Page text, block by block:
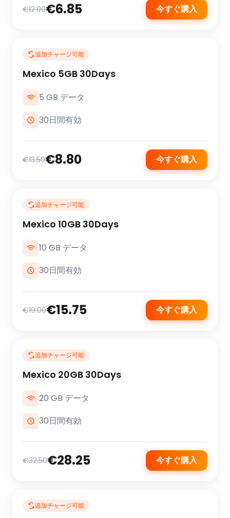
€12.00€6.85 今すぐ購入
追加チャージ可能
Mexico 5GB 30Days
5 GB データ
30日間有効
€13.50€8.80 今すぐ購入
追加チャージ可能
Mexico 10GB 30Days
10 GB データ
30日間有効
€19.00€15.75 今すぐ購入
追加チャージ可能
Mexico 20GB 30Days
20 GB データ
30日間有効
€32.50€28.25 今すぐ購入
追加チャージ可能